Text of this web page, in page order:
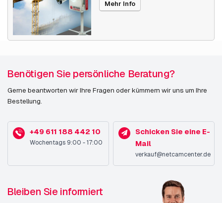
Mehr Info
Benötigen Sie persönliche Beratung?
Gerne beantworten wir Ihre Fragen oder kümmern wir uns um Ihre
Bestellung.
+49 611 188 442 10
Wochentags 9:00 - 17:00
Schicken Sie eine E-
Mail
verkauf@netcamcenter.de
Bleiben Sie informiert